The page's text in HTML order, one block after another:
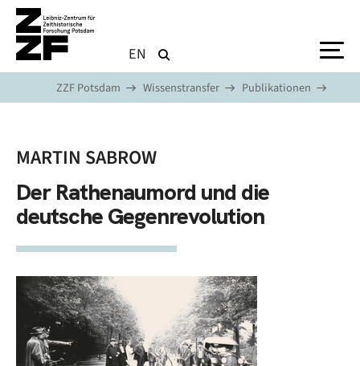
Direkt zum Inhalt
EN
ZZF Potsdam Wissenstransfer Publikationen
MARTIN SABROW
Der Rathenaumord und die
deutsche Gegenrevolution